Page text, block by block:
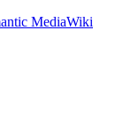
MediaWiki